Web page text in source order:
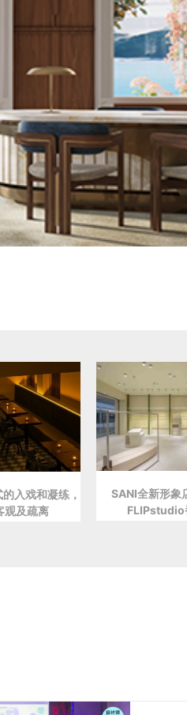
入戏和凝练，
观及疏离
SANI全新形
FLIPstudio